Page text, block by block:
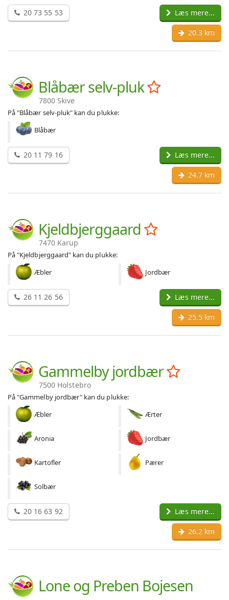
20 73 55 53 Læs mere...
20.3 km
Blåbær selv-pluk
7800 Skive
På "Blåbær selv-pluk" kan du plukke:
Blåbær
20 11 79 16 Læs mere...
24.7 km
Kjeldbjerggaard
7470 Karup
På "Kjeldbjerggaard" kan du plukke:
Æbler
Jordbær
26 11 26 56 Læs mere...
25.5 km
Gammelby jordbær
7500 Holstebro
På "Gammelby jordbær" kan du plukke:
Æbler
Ærter
Aronia Jordbær
Kartofler Pærer
Solbær
20 16 63 92 Læs mere...
26.2 km
Lone og Preben Bojesen